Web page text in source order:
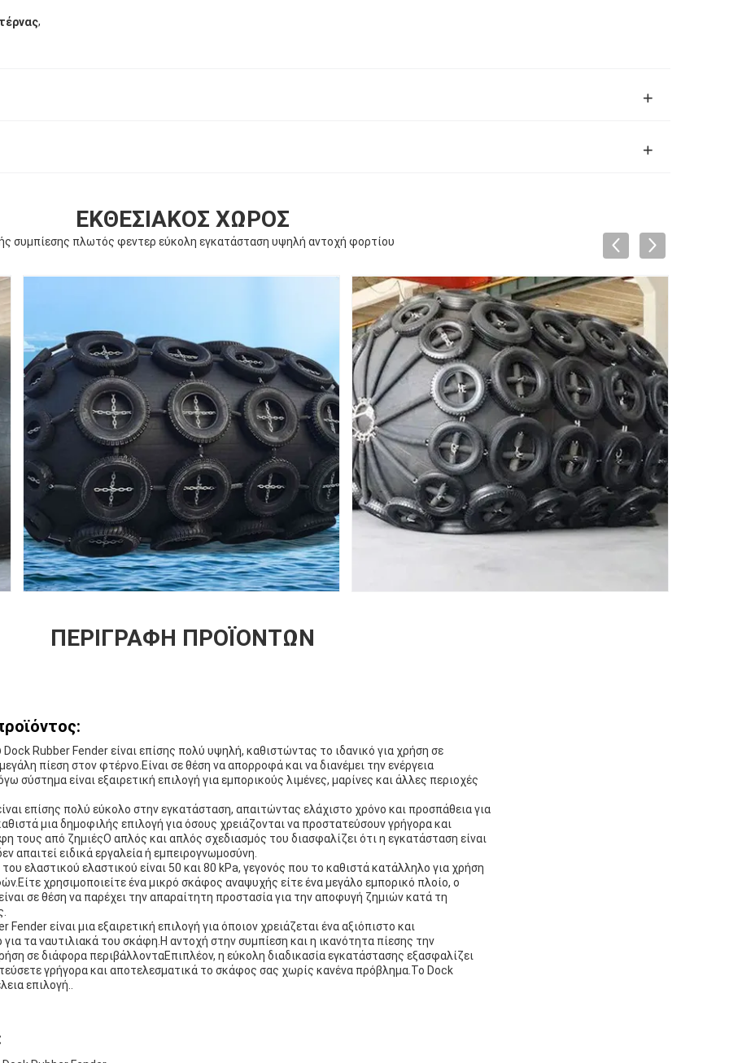
,
ΕΚΘΕΣΙΑΚΌΣ ΧΏΡΟΣ
συμπίεσης πλωτός φεντερ εύκολη εγκατάσταση υψηλή αντοχή φορτίου
ΠΕΡΙΓΡΑΦΉ ΠΡΟΪΌΝΤΩΝ
Rubber Fender είναι επίσης πολύ υψηλή, καθιστώντας το ιδανικό για χρήση σε
πίεση στον φτέρνο.Είναι σε θέση να απορροφά και να διανέμει την ενέργεια
σύστημα είναι εξαιρετική επιλογή για εμπορικούς λιμένες, μαρίνες και άλλες περιοχές
επίσης πολύ εύκολο στην εγκατάσταση, απαιτώντας ελάχιστο χρόνο και προσπάθεια για
μια δημοφιλής επιλογή για όσους χρειάζονται να προστατεύσουν γρήγορα και
τους από ζημιέςΟ απλός και απλός σχεδιασμός του διασφαλίζει ότι η εγκατάσταση είναι
απαιτεί ειδικά εργαλεία ή εμπειρογνωμοσύνη.
ελαστικού ελαστικού είναι 50 και 80 kPa, γεγονός που το καθιστά κατάλληλο για χρήση
χρησιμοποιείτε ένα μικρό σκάφος αναψυχής είτε ένα μεγάλο εμπορικό πλοίο, ο
σε θέση να παρέχει την απαραίτητη προστασία για την αποφυγή ζημιών κατά τη
Fender είναι μια εξαιρετική επιλογή για όποιον χρειάζεται ένα αξιόπιστο και
τα ναυτιλιακά του σκάφη.Η αντοχή στην συμπίεση και η ικανότητα πίεσης την
σε διάφορα περιβάλλονταΕπιπλέον, η εύκολη διαδικασία εγκατάστασης εξασφαλίζει
γρήγορα και αποτελεσματικά το σκάφος σας χωρίς κανένα πρόβλημα.Το Dock
επιλογή..